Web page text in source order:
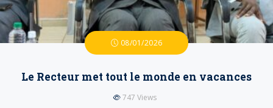
08/01/2026
Le Recteur met tout le monde en vacances
747 Views